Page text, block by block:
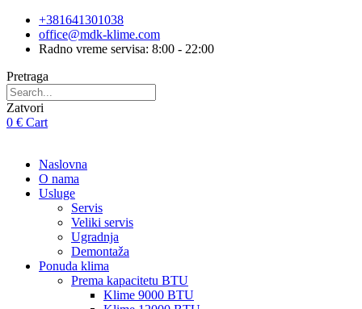
Skip
content
+381641301038
office@mdk-klime.com
Radno vreme servisa: 8:00 - 22:00
Pretraga
Zatvori
0 € Cart
Naslovna
O nama
Usluge
Servis
Veliki servis
Ugradnja
Demontaža
Ponuda klima
Prema kapacitetu BTU
Klime 9000 BTU